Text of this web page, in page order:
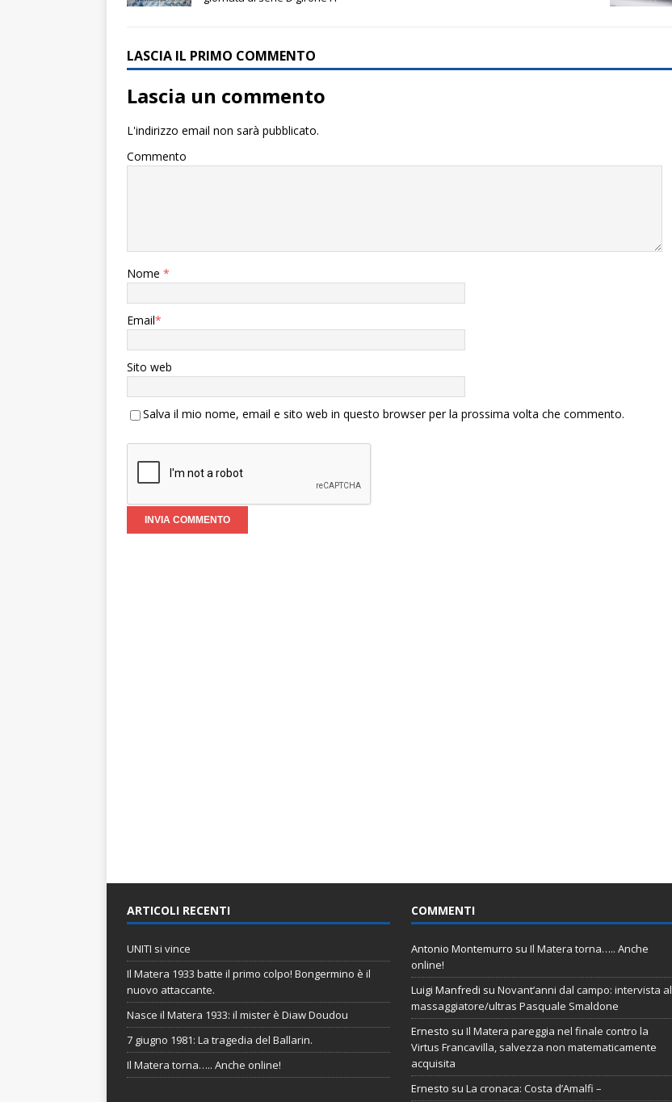
LASCIA IL PRIMO COMMENTO
Lascia un commento
L'indirizzo email non sarà pubblicato.
Commento
Nome *
Email*
Sito web
Salva il mio nome, email e sito web in questo browser per la prossima volta che commento.
ARTICOLI RECENTI
UNITI si vince
Il Matera 1933 batte il primo colpo! Bongermino è il
nuovo attaccante.
Nasce il Matera 1933: il mister è Diaw Doudou
7 giugno 1981: La tragedia del Ballarin.
Il Matera torna….. Anche online!
COMMENTI
Antonio Montemurro su Il Matera torna….. Anche
online!
Luigi Manfredi su Novant’anni dal campo: intervista al
massaggiatore/ultras Pasquale Smaldone
Ernesto su Il Matera pareggia nel finale contro la
Virtus Francavilla, salvezza non matematicamente
acquisita
Ernesto su La cronaca: Costa d’Amalfi –